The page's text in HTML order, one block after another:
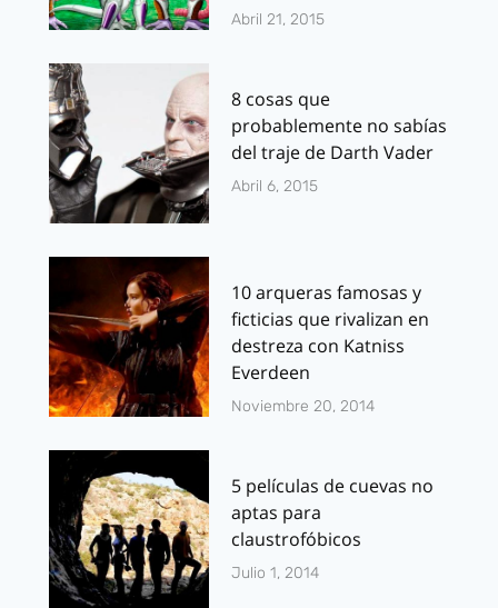
Abril 21, 2015
8 cosas que
probablemente no sabías
del traje de Darth Vader
Abril 6, 2015
10 arqueras famosas y
ficticias que rivalizan en
destreza con Katniss
Everdeen
Noviembre 20, 2014
5 películas de cuevas no
aptas para
claustrofóbicos
Julio 1, 2014